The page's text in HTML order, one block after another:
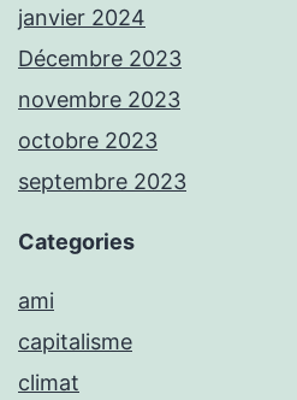
janvier 2024
Décembre 2023
novembre 2023
octobre 2023
septembre 2023
Categories
ami
capitalisme
climat